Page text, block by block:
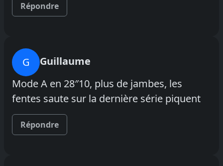
Répondre
G
Guillaume
Mode A en 28″10, plus de jambes, les
fentes saute sur la dernière série piquent
Répondre